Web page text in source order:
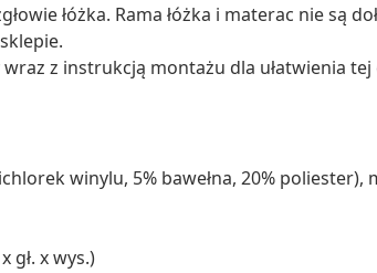
łóżka. Rama łóżka i materac nie są
z instrukcją montażu dla ułatwienia tej
winylu, 5% bawełna, 20%
gł. x wys.)